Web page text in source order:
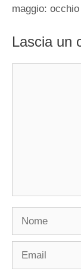
maggio:
Lascia un